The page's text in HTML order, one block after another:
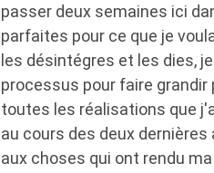
passer deux semaines ici
parfaites pour ce que je
les désintégres et les dies,
processus pour faire grandir
toutes les réalisations que
au cours des deux
aux choses qui ont rendu